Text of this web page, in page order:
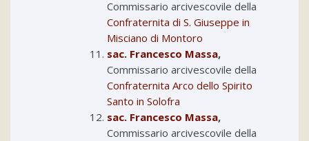
Commissario arcivescovile della
Confraternita di S. Giuseppe in
Misciano di Montoro
sac. Francesco Massa,
Commissario arcivescovile della
Confraternita Arco dello Spirito
Santo in Solofra
sac. Francesco Massa,
Commissario arcivescovile della